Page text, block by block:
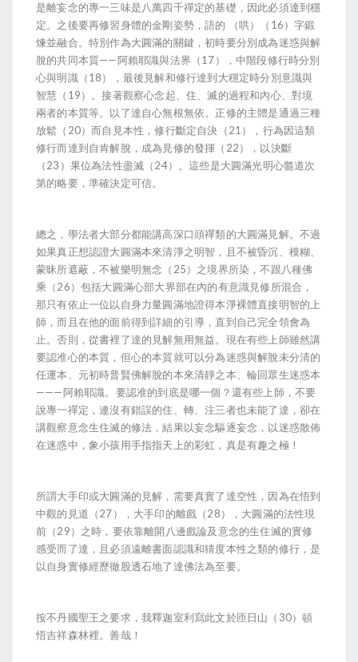
是離妄念的專一三味是八萬四千禪定的基礎，因此必須達到穩
定。之後要再修習身體的金剛姿勢，語的 （哄）（16）字鍛
煉並融合。特別作為大圓滿的關鍵，初時要分別成為迷惑與解
脫的共同本質——阿賴耶識與法界（17），中階段修行時分別
心與明識（18），最後見解和修行達到大穩定時分別意識與
智慧（19）。接著觀察心念起、住、滅的過程和內心、對境
兩者的本質等。以了達自心無根無依。正修的主體是通過三種
放鬆（20）而自見本性，修行斷定自決（21），行為因這類
修行而達到自肯解脫，成為見修的發揮（22），以決斷
（23）果位為法性盡滅（24）。這些是大圓滿光明心髓道次
第的略要，準確決定可信。
總之，學法者大部分都能講高深口頭禪類的大圓滿見解。不過
如果真正想認證大圓滿本來清淨之明智，且不被昏沉、模糊、
蒙昧所遮蔽，不被樂明無念（25）之境界所染，不跟八種佛
乘（26）包括大圓滿心部大界部在內的有意識見修所混合，
那只有依止一位以自身力量圓滿地證得本淨裸體直接明智的上
師，而且在他的面前得到詳細的引導，直到自己完全領會為
止。否則，從書裡了達的見解無用無益。現在有些上師雖然講
要認准心的本質，但心的本質就可以分為迷惑與解脫未分清的
任運本、元初時普賢佛解脫的本來清靜之本、輪回眾生迷惑本
———阿賴耶識。要認准的到底是哪一個？還有些上師，不要
說專一禪定，連沒有錯誤的住、轉、注三者也未能了達，卻在
講觀察意念生住滅的修法，結果以妄念驅逐妄念，以迷惑散佈
在迷惑中，象小孩用手指指天上的彩虹，真是有趣之極！
所謂大手印或大圓滿的見解，需要真實了達空性，因為在悟到
中觀的見道（27），大手印的離戲（28），大圓滿的法性現
前（29）之時，要依靠離開八邊戲論及意念的生住滅的實修
感受而了達，且必須遠離書面認識和猜度本性之類的修行，是
以自身實修經歷徹股透石地了達佛法為至要。
按不丹國聖王之要求，我釋迦室利寫此文於匝日山（30）頓
悟吉祥森林裡。善哉！